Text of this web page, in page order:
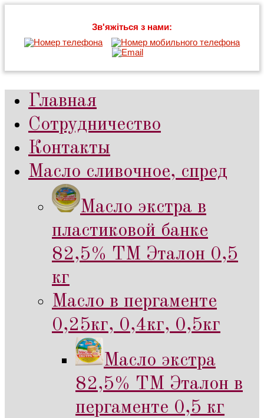
Зв'яжіться з нами:
Главная
Сотрудничество
Контакты
Масло сливочное, спред
Масло экстра в
пластиковой банке
82,5% ТМ Эталон 0,5
кг
Масло в пергаменте
0,25кг, 0,4кг, 0,5кг
Масло экстра
82,5% ТМ Эталон в
пергаменте 0,5 кг